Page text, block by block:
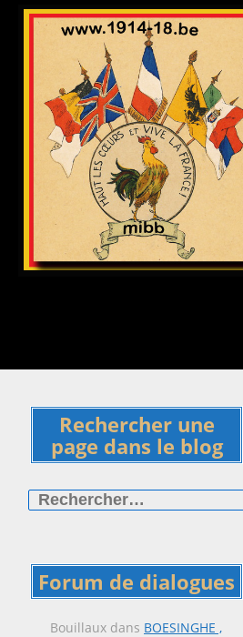
Rechercher une
page dans le blog
Forum de dialogues
Bouillaux dans BOESINGHE ,